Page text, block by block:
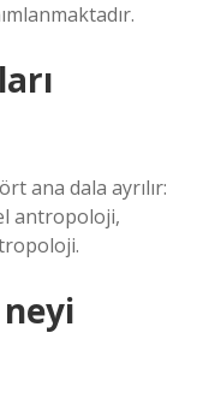
ana dala ayrılır:
antropoloji,